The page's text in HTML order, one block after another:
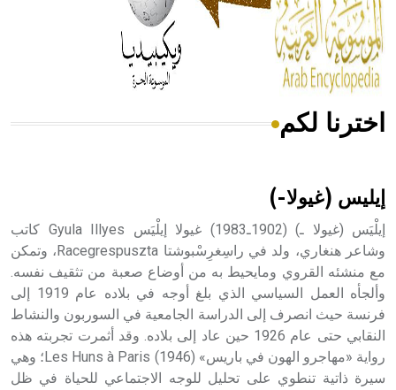
- هل تعلم أن المرجان إفراز حيواني يتكون في البحر ويتركب
من مادة كربونات الكلسيوم، وهو أحمر أو شديد الحمرة وهو
أجود أنواعه، ويمتاز بكبر الحجم ويسمى الش
هل تعلم أن الأبسيد كلمة فرنسية اللفظ تم اعتمادها مصطلحاً
- هل تعلم أن أبجر Abgar اسم معروف جيداً يعود إلى عدد من
الملوك الذين حكموا مدينة إديسا (الرها) من أبجر الأول وحتى
التاسع، وهم ينتسبون إلى أسرة أوسروين
اخترنا لكم
إيليس (غيولا-)
إيلْيَس (غيولا ـ) (1902ـ1983) غيولا إيلْيَس Gyula Illyes كاتب
وشاعر هنغاري، ولد في راسِغرِسْبوشتا Racegrespuszta، وتمكن
مع منشئه القروي ومايحيط به من أوضاع صعبة من تثقيف نفسه.
وألجأه العمل السياسي الذي بلغ أوجه في بلاده عام 1919 إلى
فرنسة حيث انصرف إلى الدراسة الجامعية في السوربون والنشاط
النقابي حتى عام 1926 حين عاد إلى بلاده. وقد أثمرت تجربته هذه
رواية «مهاجرو الهون في باريس» (1946) Les Huns à Paris؛ وهي
سيرة ذاتية تنطوي على تحليل للوجه الاجتماعي للحياة في ظل